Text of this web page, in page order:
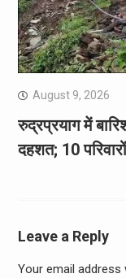
August 9, 2026
रुद्रप्रयाग में
दहशत; 10
Leave a Reply
Your email address